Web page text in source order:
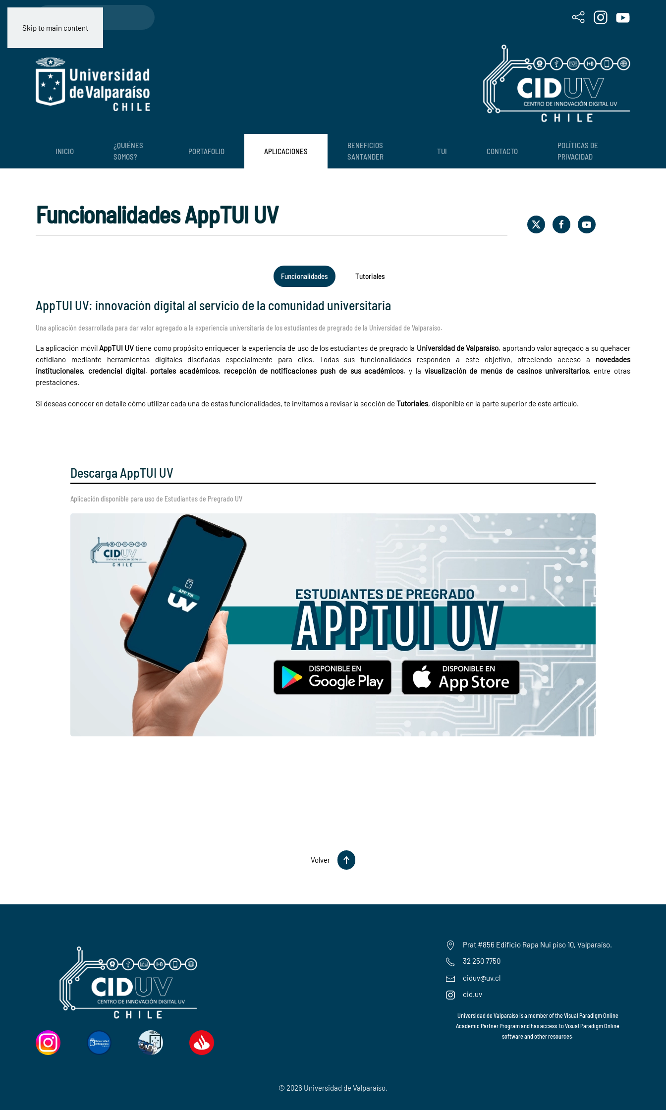
Skip to main content
INICIO
¿QUIÉNES
SOMOS?
PORTAFOLIO APLICACIONES
BENEFICIOS
SANTANDER
TUI CONTACTO
POLÍTICAS DE
PRIVACIDAD
Funcionalidades AppTUI UV
Funcionalidades Tutoriales
AppTUI UV: innovación digital al servicio de la comunidad universitaria
Una aplicación desarrollada para dar valor agregado a la experiencia universitaria de los estudiantes de pregrado de la Universidad de Valparaíso.
La aplicación móvilAppTUI UVtiene como propósito enriquecer la experiencia de uso de los estudiantes de pregrado la Universidad de Valparaíso, aportando valor agregado a su quehacer
cotidiano mediante herramientas digitales diseñadas especialmente para ellos. Todas sus funcionalidades responden a este objetivo, ofreciendo acceso a novedades
institucionales, credencial digital, portales académicos, recepción de notificaciones push de sus académicos, y la visualización de menús de casinos universitarios, entre otras
prestaciones.
Si deseas conocer en detalle cómo utilizar cada una de estas funcionalidades, te invitamos a revisar la sección de Tutoriales, disponible en la parte superior de este artículo.
Descarga AppTUI UV
Aplicación disponible para uso de Estudiantes de Pregrado UV
Volver
Prat #856 Edificio Rapa Nui piso 10, Valparaíso.
32 250 7750
ciduv@uv.cl
cid.uv
Universidad de Valparaíso is a member of theVisual Paradigm Online
Academic Partner Programand has access toVisual Paradigm Online
software and other resources.
© 2026 Universidad de Valparaíso.